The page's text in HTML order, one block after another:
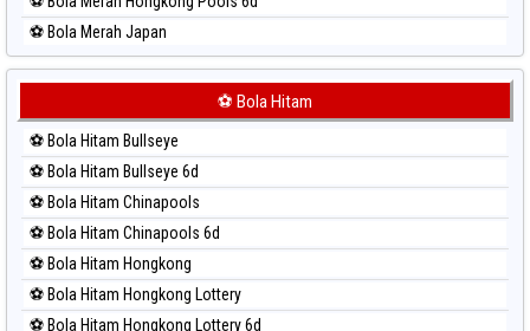
⚽ Bola Merah Japan
⚽ Bola Merah Japan 6d
⚽ Bola Merah Kuda Lari
⚽ Bola Merah Magnum Cambodia
⚽ Bola Merah Nagoya
⚽ Bola Merah North Carolina Day
⚽ Bola Merah Pcso
⚽ Bola Merah Sao Paulo
⚽ Bola Merah Singapore
⚽ Bola Hitam
⚽ Bola Hitam Bullseye
⚽ Bola Hitam Bullseye 6d
⚽ Bola Hitam Chinapools
⚽ Bola Hitam Chinapools 6d
⚽ Bola Hitam Hongkong
⚽ Bola Hitam Hongkong Lottery
⚽ Bola Hitam Hongkong Lottery 6d